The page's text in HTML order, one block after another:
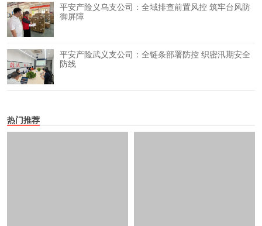
平安产险义乌支公司：全域排查前置风控 筑牢台风防
御屏障
平安产险武义支公司：全链条部署防控 织密汛期安全
防线
热门推荐